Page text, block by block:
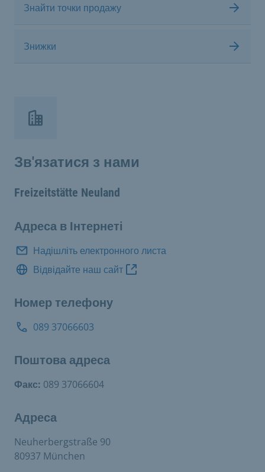
Знайти точки продажу
Знижки
Зв'язатися з нами
Freizeitstätte Neuland
Адреса в Інтернеті
Надішліть електронного листа
Відвідайте наш сайт
Номер телефону
089 37066603
Поштова адреса
Факс: 089 37066604
Адреса
Neuherbergstraße 90
80937 München